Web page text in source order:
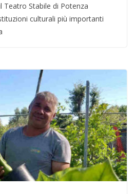
Teatro Stabile di Potenza
culturali più importanti